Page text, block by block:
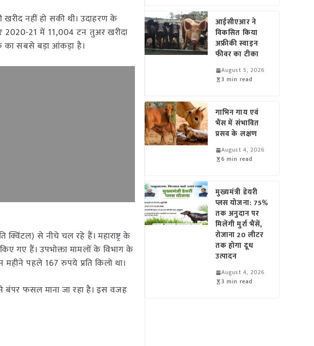
नहीं हो सकी थी। उदाहरण के
21 में 11,004 टन तुअर खरीदा
का सबसे बड़ा आंकड़ा है।
से नीचे चल रहे हैं। महाराष्ट्र के
गए हैं। उपभोक्ता मामलों के विभाग के
पहले 167 रुपये प्रति किलो था।
फसल माना जा रहा है। इस वजह
आईसीएआर ने
विकसित किया
अफ्रीकी स्वाइन
फीवर का टीका
August 5, 2026
3 min read
गाभिन गाय एवं
भैंस में संभावित
प्रसव के लक्षण
August 4, 2026
6 min read
मुख्यमंत्री डेयरी
प्लस योजना: 75%
तक अनुदान पर
मिलेंगी मुर्रा भैंसें,
रोजाना 20 लीटर
तक होगा दूध
उत्पादन
August 4, 2026
3 min read